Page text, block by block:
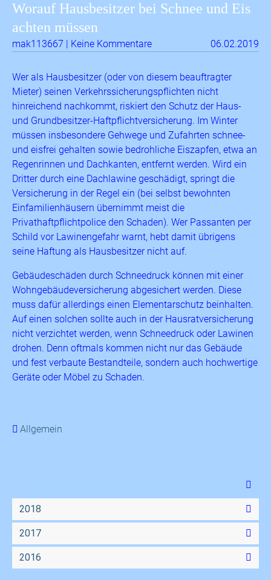
Worauf Hausbesitzer bei Schnee und Eis
achten müssen
mak113667 | Keine Kommentare 06.02.2019
Wer als Hausbesitzer (oder von diesem beauftragter
Mieter) seinen Verkehrssicherungspflichten nicht
hinreichend nachkommt, riskiert den Schutz der Haus-
und Grundbesitzer-Haftpflichtversicherung. Im Winter
müssen insbesondere Gehwege und Zufahrten schnee-
und eisfrei gehalten sowie bedrohliche Eiszapfen, etwa an
Regenrinnen und Dachkanten, entfernt werden. Wird ein
Dritter durch eine Dachlawine geschädigt, springt die
Versicherung in der Regel ein (bei selbst bewohnten
Einfamilienhäusern übernimmt meist die
Privathaftpflichtpolice den Schaden). Wer Passanten per
Schild vor Lawinengefahr warnt, hebt damit übrigens
seine Haftung als Hausbesitzer nicht auf.
Gebäudeschäden durch Schneedruck können mit einer
Wohngebäudeversicherung abgesichert werden. Diese
muss dafür allerdings einen Elementarschutz beinhalten.
Auf einen solchen sollte auch in der Hausratversicherung
nicht verzichtet werden, wenn Schneedruck oder Lawinen
drohen. Denn oftmals kommen nicht nur das Gebäude
und fest verbaute Bestandteile, sondern auch hochwertige
Geräte oder Möbel zu Schaden.
Allgemein
2018
2017
2016